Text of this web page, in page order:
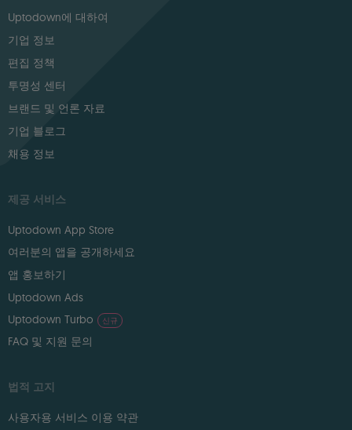
Uptodown에 대하여
기업 정보
편집 정책
투명성 센터
브랜드 및 언론 자료
기업 블로그
채용 정보
제공 서비스
Uptodown App Store
여러분의 앱을 공개하세요
앱 홍보하기
Uptodown Ads
Uptodown Turbo
신규
FAQ 및 지원 문의
법적 고지
사용자용 서비스 이용 약관